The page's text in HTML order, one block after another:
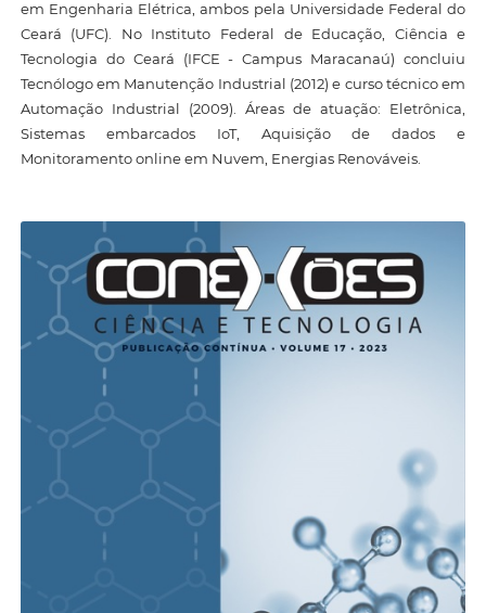
em Engenharia Elétrica, ambos pela Universidade Federal do
Ceará (UFC). No Instituto Federal de Educação, Ciência e
Tecnologia do Ceará (IFCE - Campus Maracanaú) concluiu
Tecnólogo em Manutenção Industrial (2012) e curso técnico em
Automação Industrial (2009). Áreas de atuação: Eletrônica,
Sistemas embarcados IoT, Aquisição de dados e
Monitoramento online em Nuvem, Energias Renováveis.